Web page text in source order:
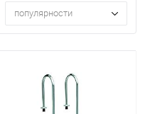
популярности